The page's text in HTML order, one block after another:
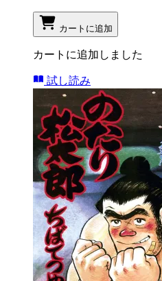
カートに追加
カートに追加しました
試し読み